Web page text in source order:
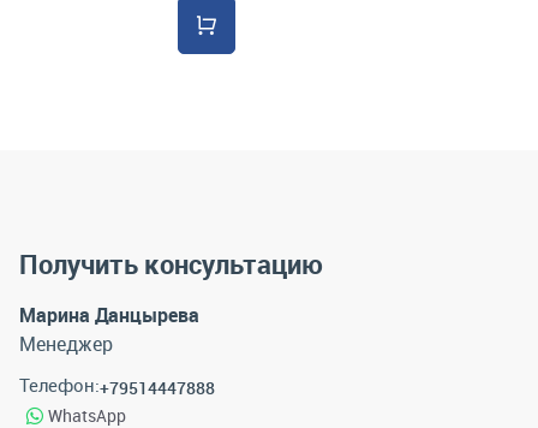
Получить консультацию
Марина Данцырева
Менеджер
Телефон:+79514447888
WhatsApp